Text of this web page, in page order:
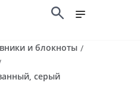
и блокноты /
серый